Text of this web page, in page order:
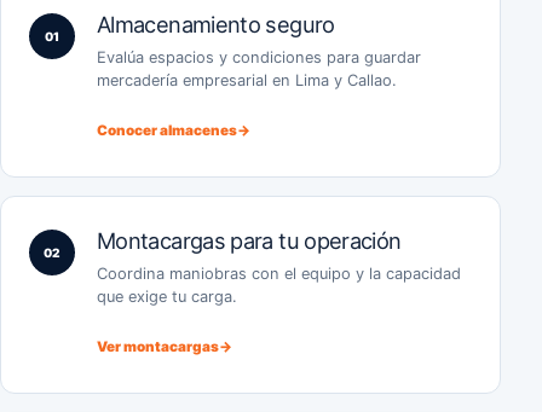
01 Almacenamiento seguro
Evalúa espacios y condiciones para guardar
mercadería empresarial en Lima y Callao.
Conocer almacenes→
02 Montacargas para tu operación
Coordina maniobras con el equipo y la capacidad
que exige tu carga.
Ver montacargas→